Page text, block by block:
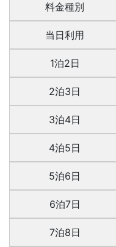
料金種別
当日利用
1泊2日
2泊3日
3泊4日
4泊5日
5泊6日
6泊7日
7泊8日